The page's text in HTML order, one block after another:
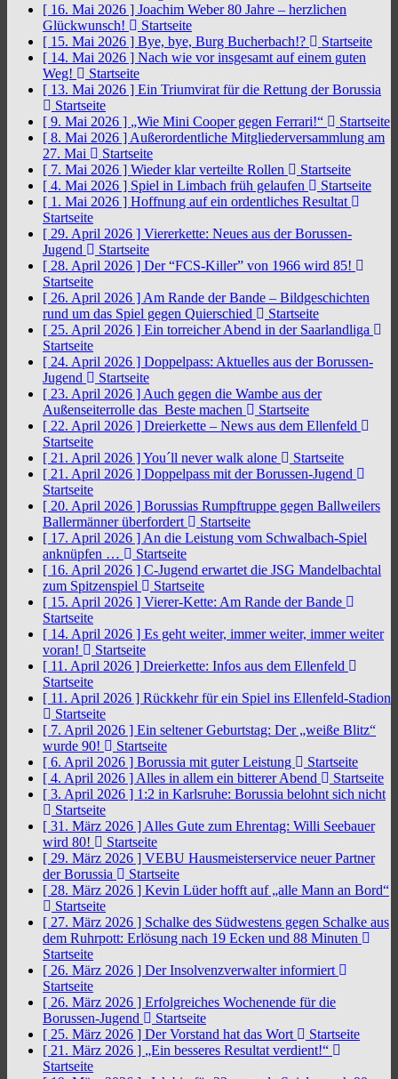
[ 16. Mai 2026 ] Joachim Weber 80 Jahre – herzlichen
Glückwunsch!
Startseite
[ 15. Mai 2026 ] Bye, bye, Burg Bucherbach!?
Startseite
[ 14. Mai 2026 ] Nach wie vor insgesamt auf einem guten
Weg!
Startseite
[ 13. Mai 2026 ] Ein Triumvirat für die Rettung der Borussia
Startseite
[ 9. Mai 2026 ] „Wie Mini Cooper gegen Ferrari!“
Startseite
[ 8. Mai 2026 ] Außerordentliche Mitgliederversammlung am
27. Mai
Startseite
[ 7. Mai 2026 ] Wieder klar verteilte Rollen
Startseite
[ 4. Mai 2026 ] Spiel in Limbach früh gelaufen
Startseite
[ 1. Mai 2026 ] Hoffnung auf ein ordentliches Resultat
Startseite
[ 29. April 2026 ] Viererkette: Neues aus der Borussen-
Jugend
Startseite
[ 28. April 2026 ] Der “FCS-Killer” von 1966 wird 85!
Startseite
[ 26. April 2026 ] Am Rande der Bande – Bildgeschichten
rund um das Spiel gegen Quierschied
Startseite
[ 25. April 2026 ] Ein torreicher Abend in der Saarlandliga
Startseite
[ 24. April 2026 ] Doppelpass: Aktuelles aus der Borussen-
Jugend
Startseite
[ 23. April 2026 ] Auch gegen die Wambe aus der
Außenseiterrolle das Beste machen
Startseite
[ 22. April 2026 ] Dreierkette – News aus dem Ellenfeld
Startseite
[ 21. April 2026 ]You´ll never walk alone
Startseite
[ 21. April 2026 ] Doppelpass mit der Borussen-Jugend
Startseite
[ 20. April 2026 ] Borussias Rumpftruppe gegen Ballweilers
Ballermänner überfordert
Startseite
[ 17. April 2026 ] An die Leistung vom Schwalbach-Spiel
anknüpfen …
Startseite
[ 16. April 2026 ] C-Jugend erwartet die JSG Mandelbachtal
zum Spitzenspiel
Startseite
[ 15. April 2026 ] Vierer-Kette: Am Rande der Bande
Startseite
[ 14. April 2026 ] Es geht weiter, immer weiter, immer weiter
voran!
Startseite
[ 11. April 2026 ] Dreierkette: Infos aus dem Ellenfeld
Startseite
[ 11. April 2026 ] Rückkehr für ein Spiel ins Ellenfeld-Stadion
Startseite
[ 7. April 2026 ] Ein seltener Geburtstag: Der „weiße Blitz“
wurde 90!
Startseite
[ 6. April 2026 ] Borussia mit guter Leistung
Startseite
[ 4. April 2026 ] Alles in allem ein bitterer Abend
Startseite
[ 3. April 2026 ] 1:2 in Karlsruhe: Borussia belohnt sich nicht
Startseite
[ 31. März 2026 ] Alles Gute zum Ehrentag: Willi Seebauer
wird 80!
Startseite
[ 29. März 2026 ] VEBU Hausmeisterservice neuer Partner
der Borussia
Startseite
[ 28. März 2026 ] Kevin Lüder hofft auf „alle Mann an Bord“
Startseite
[ 27. März 2026 ] Schalke des Südwestens gegen Schalke aus
dem Ruhrpott: Erlösung nach 19 Ecken und 88 Minuten
Startseite
[ 26. März 2026 ] Der Insolvenzverwalter informiert
Startseite
[ 26. März 2026 ] Erfolgreiches Wochenende für die
Borussen-Jugend
Startseite
[ 25. März 2026 ] Der Vorstand hat das Wort
Startseite
[ 21. März 2026 ] „Ein besseres Resultat verdient!“
Startseite